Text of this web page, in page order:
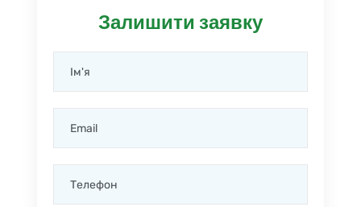
Залишити заявку